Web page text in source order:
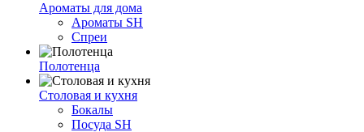
Ароматы для дома
Ароматы SH
Спреи
Полотенца
Столовая и кухня
Бокалы
Посуда SH